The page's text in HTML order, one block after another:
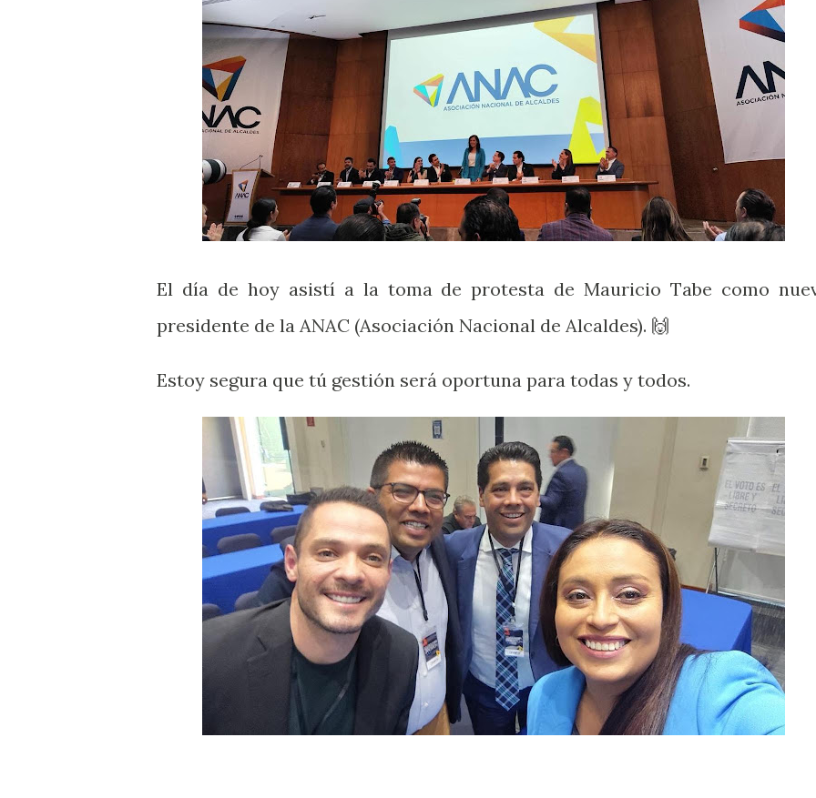
El día de hoy asistí a la toma de protesta de Mauricio Tabe como
presidente de la ANAC (Asociación Nacional de Alcaldes). 🙌
Estoy segura que tú gestión será oportuna para todas y todos.